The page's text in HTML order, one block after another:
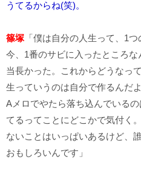
うてるからね(笑)。
篠塚 「僕は自分の人生って、1
今、1番のサビに入ったところ
当長かった。これからどうなっ
生っていうのは自分で作るんだ
Aメロでやたら落ち込んでいる
てるってことにどこかで気付く
ないことはいっぱいあるけど、
おもしろいんです」